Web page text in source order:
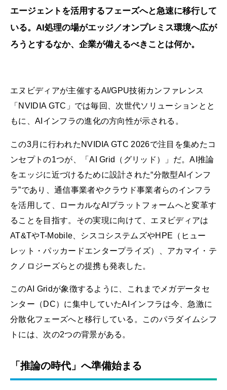
エージェントを活用するフェーズへと急速に移行して
いる。AI処理の場がエッジ／オンプレミス環境へ広が
ろうとするなか、企業が備えるべきことは何か。
エヌビディアが主催するAI/GPU技術カンファレンス
「NVIDIA GTC」では毎回、次世代ソリューションとと
もに、AIインフラの進化の方向性が示される。
この3月に行われたNVIDIA GTC 2026で注目を集めたコ
ンセプトの1つが、「AI Grid（グリッド）」だ。AI推論
をエッジに近づけるために設計された“分散型AIインフ
ラ”であり、通信事業者やクラウド事業者らのインフラ
を活用して、ローカルなAIプラットフォームへと変革す
ることを目指す。その実現に向けて、エヌビディアは
AT&TやT-Mobile、シスコシステムズやHPE（ヒュー
レット・パッカードエンタープライズ）、アカマイ・テ
クノロジーズらとの提携も発表した。
このAI Gridが象徴するように、これまでメガデータセ
ンター（DC）に集中していたAIインフラは今、急激に
分散化フェーズへと移行している。このパラダイムシフ
トには、次の2つの背景がある。
「推論の時代」へ準備始まる